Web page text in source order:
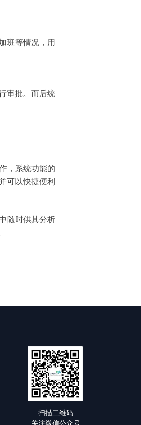
班等情况，用
审批。而后统
，系统功能的
可以快捷便利
随时供其分析
扫描二维码